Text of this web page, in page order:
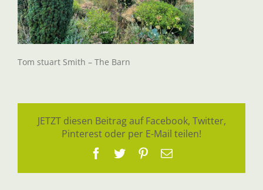
Tom stuart Smith – The Barn
JETZT diesen Beitrag auf Facebook, Twitter,
Pinterest oder per E-Mail teilen!
Facebook
TwitterPinterest
E-